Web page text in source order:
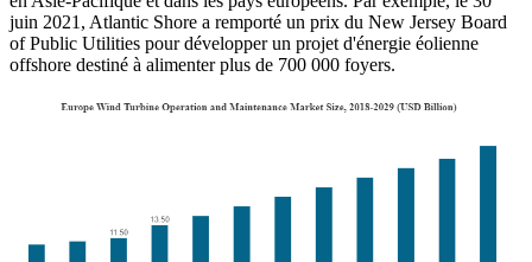
juin 2021, Atlantic Shore a remporté un prix du New Jersey Board
of Public Utilities pour développer un projet d'énergie éolienne
offshore destiné à alimenter plus de 700 000 foyers.